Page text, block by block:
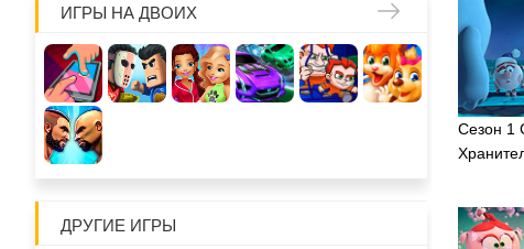
ИГРЫ НА ДВОИХ
ДРУГИЕ ИГРЫ
Сезон 1